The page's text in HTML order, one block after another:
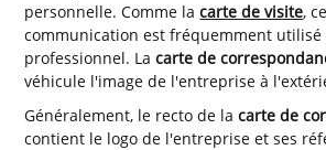
personnelle. Comme la carte de visite,
communication est fréquemment utilisé
professionnel. Lacarte de
véhicule l'image de l'entreprise à
Généralement, le recto de lacarte de
contient le logo de l'entreprise et ses